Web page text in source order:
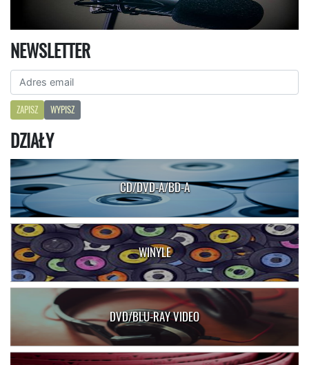
NEWSLETTER
ZAPISZ WYPISZ
DZIAŁY
CD/DVD-A/BD-A
WINYLE
DVD/BLU-RAY VIDEO